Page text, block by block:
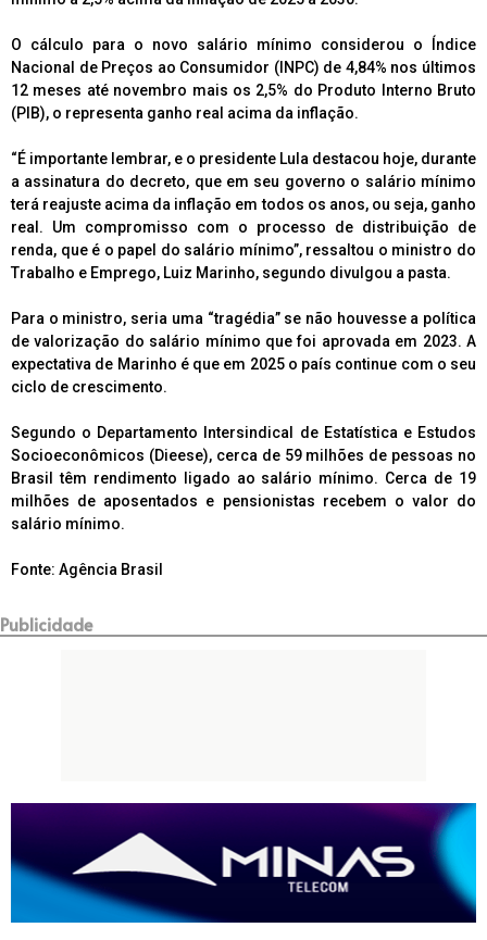
O cálculo para o novo salário mínimo considerou o Índice
Nacional de Preços ao Consumidor (INPC) de 4,84% nos últimos
12 meses até novembro mais os 2,5% do Produto Interno Bruto
(PIB), o representa ganho real acima da inflação.
“É importante lembrar, e o presidente Lula destacou hoje, durante
a assinatura do decreto, que em seu governo o salário mínimo
terá reajuste acima da inflação em todos os anos, ou seja, ganho
real. Um compromisso com o processo de distribuição de
renda, que é o papel do salário mínimo”, ressaltou o ministro do
Trabalho e Emprego, Luiz Marinho, segundo divulgou a pasta.
Para o ministro, seria uma “tragédia” se não houvesse a política
de valorização do salário mínimo que foi aprovada em 2023. A
expectativa de Marinho é que em 2025 o país continue com o seu
ciclo de crescimento.
Segundo o Departamento Intersindical de Estatística e Estudos
Socioeconômicos (Dieese), cerca de 59 milhões de pessoas no
Brasil têm rendimento ligado ao salário mínimo. Cerca de 19
milhões de aposentados e pensionistas recebem o valor do
salário mínimo.
Fonte: Agência Brasil
Publicidade